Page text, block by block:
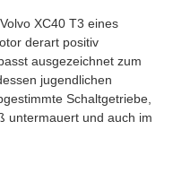
XC40 T3 eines
derart positiv
ausgezeichnet zum
jugendlichen
Schaltgetriebe,
untermauert und auch im